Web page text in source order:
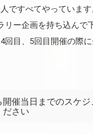
ですべてやっていま
リー企画を持ち込んで
回目、5回目開催の際
開催当日までのスケ
ださい